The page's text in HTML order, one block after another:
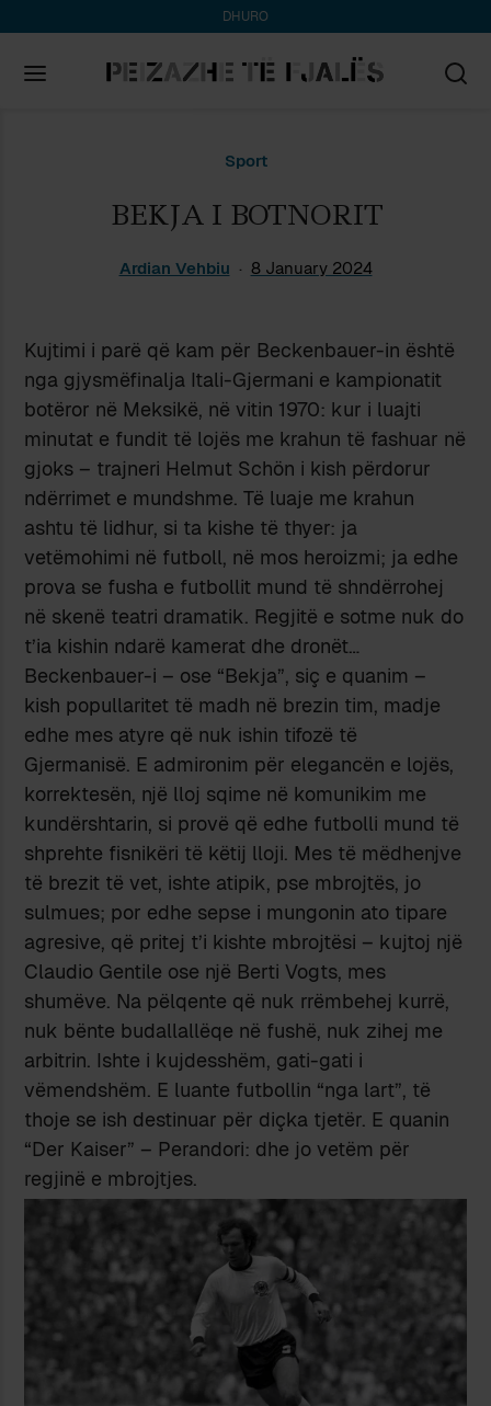
DHURO
Sport
BEKJA I BOTNORIT
Ardian Vehbiu 8 January 2024
Kujtimi i parë që kam për Beckenbauer-in është
nga gjysmëfinalja Itali-Gjermani e kampionatit
botëror në Meksikë, në vitin 1970: kur i luajti
minutat e fundit të lojës me krahun të fashuar në
gjoks – trajneri Helmut Schön i kish përdorur
ndërrimet e mundshme. Të luaje me krahun
ashtu të lidhur, si ta kishe të thyer: ja
vetëmohimi në futboll, në mos heroizmi; ja edhe
prova se fusha e futbollit mund të shndërrohej
në skenë teatri dramatik. Regjitë e sotme nuk do
t’ia kishin ndarë kamerat dhe dronët…
Beckenbauer-i – ose “Bekja”, siç e quanim –
kish popullaritet të madh në brezin tim, madje
edhe mes atyre që nuk ishin tifozë të
Gjermanisë. E admironim për elegancën e lojës,
korrektesën, një lloj sqime në komunikim me
kundërshtarin, si provë që edhe futbolli mund të
shprehte fisnikëri të këtij lloji. Mes të mëdhenjve
të brezit të vet, ishte atipik, pse mbrojtës, jo
sulmues; por edhe sepse i mungonin ato tipare
agresive, që pritej t’i kishte mbrojtësi – kujtoj një
Claudio Gentile ose një Berti Vogts, mes
shumëve. Na pëlqente që nuk rrëmbehej kurrë,
nuk bënte budallallëqe në fushë, nuk zihej me
arbitrin. Ishte i kujdesshëm, gati-gati i
vëmendshëm. E luante futbollin “nga lart”, të
thoje se ish destinuar për diçka tjetër. E quanin
“Der Kaiser” – Perandori: dhe jo vetëm për
regjinë e mbrojtjes.